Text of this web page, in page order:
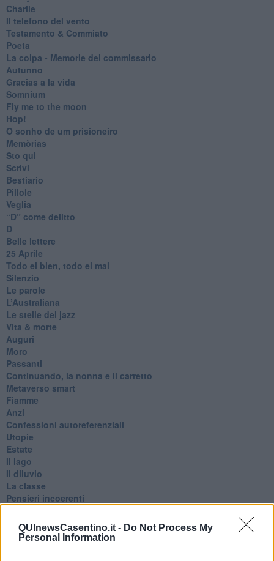
QUInewsCasentino.it - Do Not Process My
Personal Information
Charlie
Il telefono del vento
Testamento & Commiato
Poeta
​La colpa - Memorie del commissario
Autunno
Gracias a la vida
Somnium
Fly me to the moon
Hop!
O sonho de um prisioneiro
Memòrias
Sto qui
Scrivi
Bestiario
Pillole
Veglia
​“D” come delitto
D
Belle lettere
25 Aprile
Todo el bien, todo el mal
Silenzio
Le parole
​L’Australiana
Le stelle del jazz
Vita & morte
Auguri
Moro
Passanti
Continuando, la nonna e il carretto
Metaverso smart
Fiamme
Anzi
Confessioni autoreferenziali
Utopie
Estate
Il lago
Il diluvio
La classe
Pensieri incoerenti
Insomnia
Il guardiano